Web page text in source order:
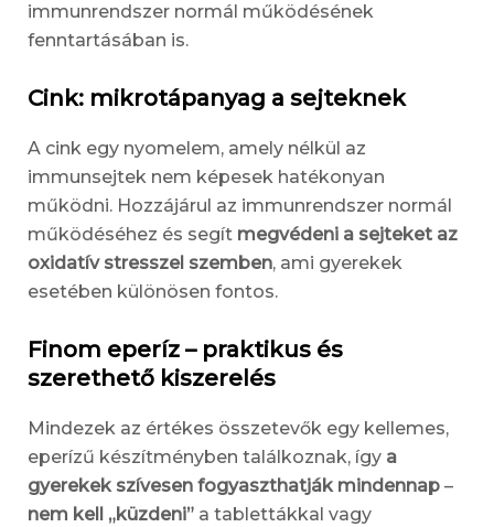
immunrendszer normál működésének
fenntartásában is.
Cink: mikrotápanyag a sejteknek
A cink egy nyomelem, amely nélkül az
immunsejtek nem képesek hatékonyan
működni. Hozzájárul az immunrendszer normál
működéséhez és segít megvédeni a sejteket az
oxidatív stresszel szemben, ami gyerekek
esetében különösen fontos.
Finom eperíz – praktikus és
szerethető kiszerelés
Mindezek az értékes összetevők egy kellemes,
eperízű készítményben találkoznak, így a
gyerekek szívesen fogyaszthatják mindennap –
nem kell „küzdeni” a tablettákkal vagy